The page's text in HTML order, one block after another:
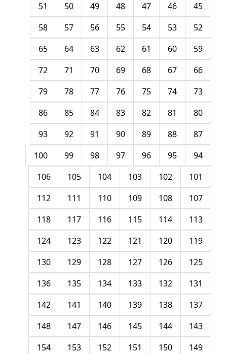
45
46
47
48
49
50
51
52
53
54
55
56
57
58
59
60
61
62
63
64
65
66
67
68
69
70
71
72
73
74
75
76
77
78
79
80
81
82
83
84
85
86
87
88
89
90
91
92
93
94
95
96
97
98
99
100
101
102
103
104
105
106
107
108
109
110
111
112
113
114
115
116
117
118
119
120
121
122
123
124
125
126
127
128
129
130
131
132
133
134
135
136
137
138
139
140
141
142
143
144
145
146
147
148
149
150
151
152
153
154